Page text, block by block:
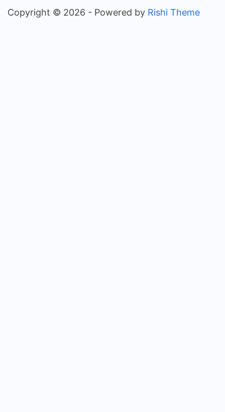
Copyright © 2026 - Powered by Rishi Theme